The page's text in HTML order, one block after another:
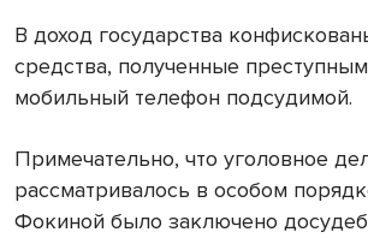
В доход государства
средства, полученные
мобильный телефон подсудимой.
Примечательно, что уголовное
рассматривалось в особом
Фокиной было заключено